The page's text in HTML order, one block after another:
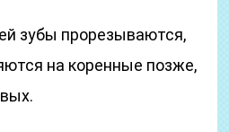
зубы прорезываются,
на коренные позже,